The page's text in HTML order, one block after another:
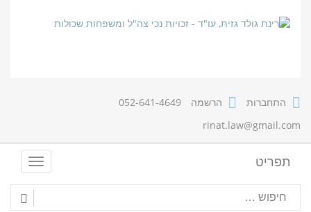
התחברות הרשמה
052-641-4649
rinat.law@gmail.com
T
o
g
g
תפריט